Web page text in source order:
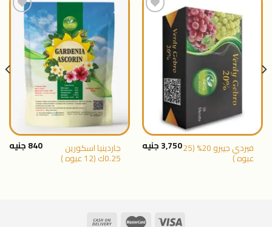
فيردي جيبرو 20% (25
عبوه )
3,750جنيه
اضافة
المنتجات
المفضلة
جاردينيا اسكورين
0.25ك (12 عبوه )
840جنيه